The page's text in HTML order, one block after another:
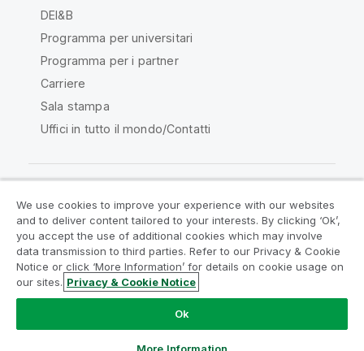
DEI&B
Programma per universitari
Programma per i partner
Carriere
Sala stampa
Uffici in tutto il mondo/Contatti
Qlik Community
Contratti
Termini del prodotto
Legal Policies
Note Legali
Termini di utilizzo
Marchi
Do Not Share My Info
Copyright © 1993-2026 QlikTech International AB. Tutti i
We use cookies to improve your experience with our websites
and to deliver content tailored to your interests. By clicking ‘Ok’,
you accept the use of additional cookies which may involve
data transmission to third parties. Refer to our Privacy & Cookie
Notice or click ‘More Information’ for details on cookie usage on
our sites. Privacy & Cookie Notice
Ok